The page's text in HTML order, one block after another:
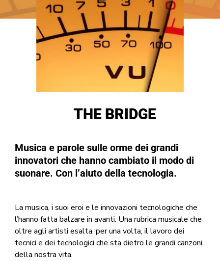
THE BRIDGE
Musica e parole sulle orme dei grandi
innovatori che hanno cambiato il modo di
suonare. Con l’aiuto della tecnologia.
La musica, i suoi eroi e le innovazioni tecnologiche che
l’hanno fatta balzare in avanti. Una rubrica musicale che
oltre agli artisti esalta, per una volta, il lavoro dei
tecnici e dei tecnologici che sta dietro le grandi canzoni
della nostra vita.